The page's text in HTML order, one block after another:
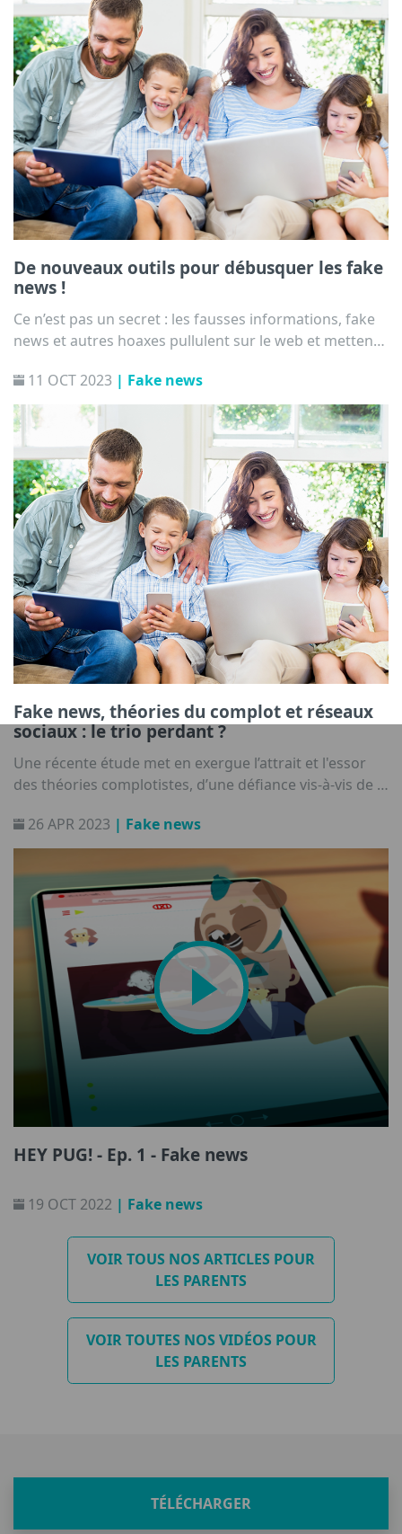
De nouveaux outils pour débusquer les fake
news !
Ce n’est pas un secret : les fausses informations, fake
news et autres hoaxes pullulent sur le web et mettent
jeunes. Comment faire pour les identifier ?
11 OCT 2023 | Fake news
Fake news, théories du complot et réseaux
sociaux : le trio perdant ?
Une récente étude met en exergue l’attrait et l'essor
des théories complotistes, d’une défiance vis-à-vis de la
pour le paranormal sur les jeunes de 11 à 24 ans.
26 APR 2023 | Fake news
HEY PUG! - Ep. 1 - Fake news
19 OCT 2022 | Fake news
VOIR TOUS NOS ARTICLES POUR
LES PARENTS
VOIR TOUTES NOS VIDÉOS POUR
LES PARENTS
TÉLÉCHARGER